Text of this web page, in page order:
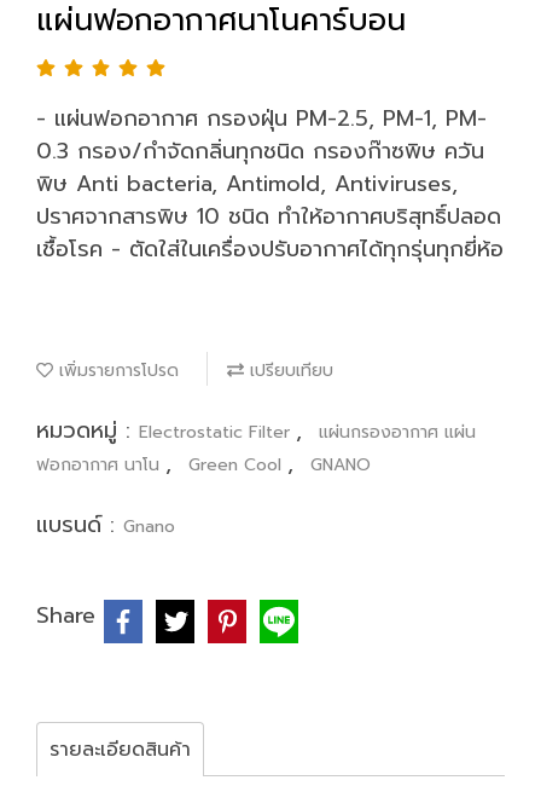
แผ่นฟอกอากาศนาโนคาร์บอน
- แผ่นฟอกอากาศ กรองฝุ่น PM-2.5, PM-1, PM-
0.3 กรอง/กำจัดกลิ่นทุกชนิด กรองก๊าซพิษ ควัน
พิษ Anti bacteria, Antimold, Antiviruses,
ปราศจากสารพิษ 10 ชนิด ทำให้อากาศบริสุทธิ์ปลอด
เชื้อโรค - ตัดใส่ในเครื่องปรับอากาศได้ทุกรุ่นทุกยี่ห้อ
เพิ่มรายการโปรด เปรียบเทียบ
หมวดหมู่ : Electrostatic Filter ,
แผ่นกรองอากาศ แผ่น
ฟอกอากาศ นาโน , Green Cool , GNANO
แบรนด์ : Gnano
Share
รายละเอียดสินค้า